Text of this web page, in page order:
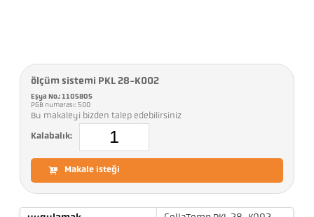
ölçüm sistemi PKL 28-K002
Eşya No.: 1105805
PGB numarası: 500
Bu makaleyi bizden talep edebilirsiniz
Kalabalık:
Makale isteği